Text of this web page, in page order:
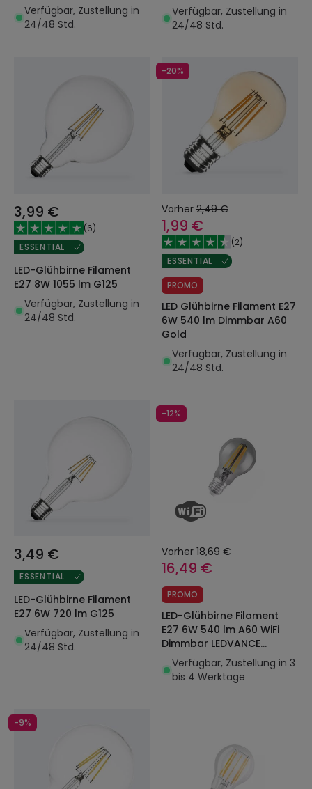
Verfügbar, Zustellung in
24/48 Std.
Verfügbar, Zustellung in
24/48 Std.
3,99 €
(6)
ESSENTIAL
LED-Glühbirne Filament
E27 8W 1055 lm G125
Verfügbar, Zustellung in
24/48 Std.
-20%
Vorher 2,49 €
1,99 €
(2)
ESSENTIAL
PROMO
LED Glühbirne Filament E27
6W 540 lm Dimmbar A60
Gold
Verfügbar, Zustellung in
24/48 Std.
3,49 €
ESSENTIAL
LED-Glühbirne Filament
E27 6W 720 lm G125
Verfügbar, Zustellung in
24/48 Std.
-12%
Vorher 18,69 €
16,49 €
PROMO
LED-Glühbirne Filament
E27 6W 540 lm A60 WiFi
Dimmbar LEDVANCE
Smart+
Verfügbar, Zustellung in 3
bis 4 Werktage
-9%